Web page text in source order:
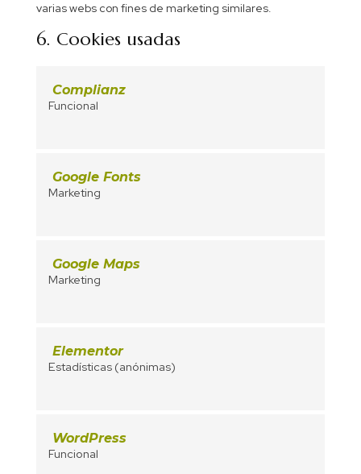
varias webs con fines de marketing similares.
6. Cookies usadas
Complianz
Funcional
Google Fonts
Marketing
Google Maps
Marketing
Elementor
Estadísticas (anónimas)
WordPress
Funcional